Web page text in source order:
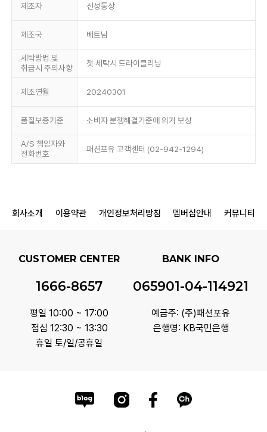
제조자 신성통상
제조국 베트남
세탁방법 및
취급시 주의사항
첫 세탁시 드라이클리닝
제조연월 20240301
품질보증기준 소비자 분쟁해결기준에 의거 보상
A/S 책임자와
전화번호
패션포유 고객센터 (02-942-1294)
회사소개 이용약관 개인정보처리방침 멤버십안내 커뮤니티
CUSTOMER CENTER
1666-8657
평일 10:00 ~ 17:00
점심 12:30 ~ 13:30
휴일 토/일/공휴일
BANK INFO
065901-04-114921
예금주: (주)패션포유
은행명: KB국민은행